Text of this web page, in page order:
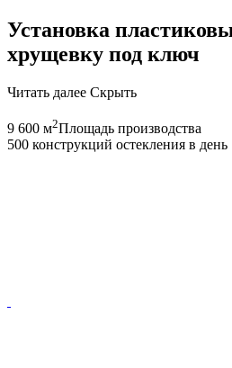
Установка
хрущевку под ключ
Читать далее Скрыть
9 600 м2Площадь производства
500 конструкций остекления в день